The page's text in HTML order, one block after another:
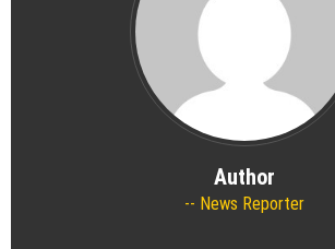
Author
News Reporter